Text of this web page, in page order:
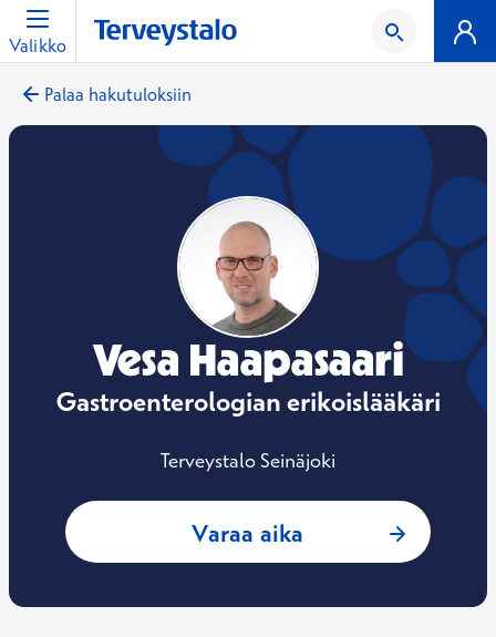
Valikko
Palaa hakutuloksiin
Vesa Haapasaari
Gastroenterologian erikoislääkäri
Terveystalo Seinäjoki
Varaa aika : Vesa